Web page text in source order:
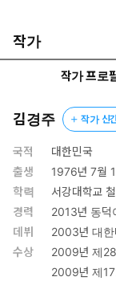
과지성 시인선 R’.
은 직접적으로는
로 태어나는 일이
지성 시인선의 일
숨어 있는 낱낱의 꽃
격하기를 기대한다
림이 시집에 내재된
용하고자 한 독자 자
로 느끼게 될 것이다
복의 『달의 이마에
승의 『여장남자 시
다』다.
작가
작가 프로
김경주 작가 신
국적
대한민국
출생
1976년 7월
학력
서강대학교
경력
2013년 동덕
데뷔
2003년 대한
수상
2009년 제
2009년 제